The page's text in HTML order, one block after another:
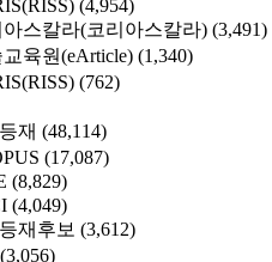
(4,954)
아스칼라(코리아스칼라) (3,491)
육원(eArticle) (1,340)
(762)
재 (48,114)
(17,087)
(8,829)
(4,049)
재후보 (3,612)
(3,056)